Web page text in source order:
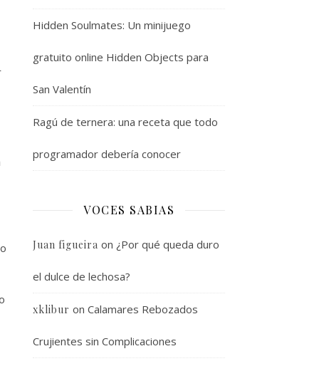
Hidden Soulmates: Un minijuego
gratuito online Hidden Objects para
San Valentín
Ragú de ternera: una receta que todo
programador debería conocer
VOCES SABIAS
Juan figueira on ¿Por qué queda duro
el dulce de lechosa?
xklibur on Calamares Rebozados
Crujientes sin Complicaciones